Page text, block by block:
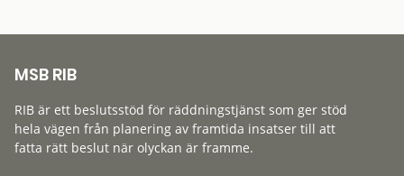
MSB RIB
RIB är ett beslutsstöd för räddningstjänst som ger stöd
hela vägen från planering av framtida insatser till att
fatta rätt beslut när olyckan är framme.